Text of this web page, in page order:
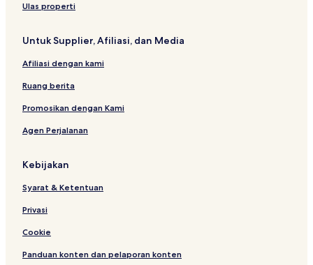
Ulas properti
Untuk Supplier, Afiliasi, dan Media
Afiliasi dengan kami
Ruang berita
Promosikan dengan Kami
Agen Perjalanan
Kebijakan
Syarat & Ketentuan
Privasi
Cookie
Panduan konten dan pelaporan konten